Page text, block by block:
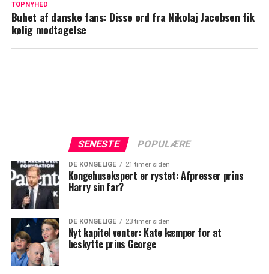
TOPNYHED
Buhet af danske fans: Disse ord fra Nikolaj Jacobsen fik
kølig modtagelse
SENESTE POPULÆRE
DE KONGELIGE 21 timer siden
Kongehusekspert er rystet: Afpresser prins
Harry sin far?
DE KONGELIGE 23 timer siden
Nyt kapitel venter: Kate kæmper for at
beskytte prins George